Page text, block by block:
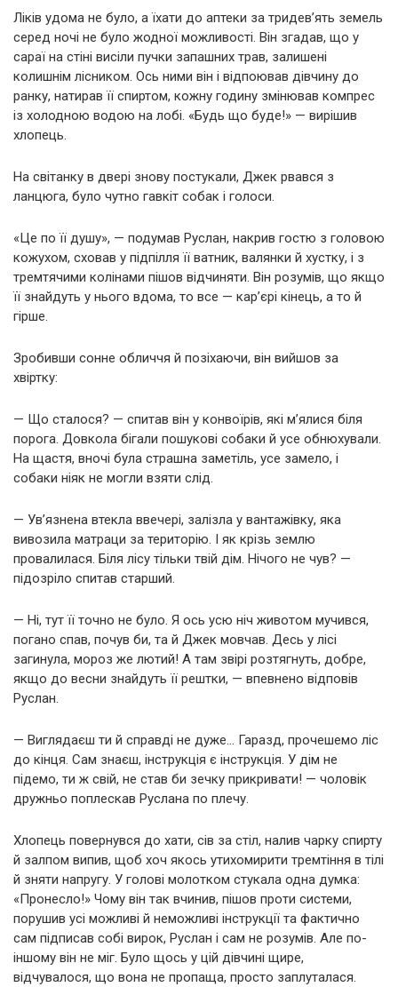
Ліків удома не було, а їхати до аптеки за тридев’ять земель
серед ночі не було жодної можливості. Він згадав, що у
сараї на стіні висіли пучки запашних трав, залишені
колишнім лісником. Ось ними він і відпоював дівчину до
ранку, натирав її спиртом, кожну годину змінював компрес
із холодною водою на лобі. «Будь що буде!» — вирішив
хлопець.
На світанку в двері знову постукали, Джек рвався з
ланцюга, було чутно гавкіт собак і голоси.
«Це по її душу», — подумав Руслан, накрив гостю з головою
кожухом, сховав у підпілля її ватник, валянки й хустку, і з
тремтячими колінами пішов відчиняти. Він розумів, що якщо
її знайдуть у нього вдома, то все — кар’єрі кінець, а то й
гірше.
Зробивши сонне обличчя й позіхаючи, він вийшов за
хвіртку:
— Що сталося? — спитав він у конвоїрів, які м’ялися біля
порога. Довкола бігали пошукові собаки й усе обнюхували.
На щастя, вночі була страшна заметіль, усе замело, і
собаки ніяк не могли взяти слід.
— Ув’язнена втекла ввечері, залізла у вантажівку, яка
вивозила матраци за територію. І як крізь землю
провалилася. Біля лісу тільки твій дім. Нічого не чув? —
підозріло спитав старший.
— Ні, тут її точно не було. Я ось усю ніч животом мучився,
погано спав, почув би, та й Джек мовчав. Десь у лісі
загинула, мороз же лютий! А там звірі розтягнуть, добре,
якщо до весни знайдуть її рештки, — впевнено відповів
Руслан.
— Виглядаєш ти й справді не дуже… Гаразд, прочешемо ліс
до кінця. Сам знаєш, інструкція є інструкція. У дім не
підемо, ти ж свій, не став би зечку прикривати! — чоловік
дружньо поплескав Руслана по плечу.
Хлопець повернувся до хати, сів за стіл, налив чарку спирту
й залпом випив, щоб хоч якось утихомирити тремтіння в тілі
й зняти напругу. У голові молотком стукала одна думка:
«Пронесло!» Чому він так вчинив, пішов проти системи,
порушив усі можливі й неможливі інструкції та фактично
сам підписав собі вирок, Руслан і сам не розумів. Але по-
іншому він не міг. Було щось у цій дівчині щире,
відчувалося, що вона не пропаща, просто заплуталася.